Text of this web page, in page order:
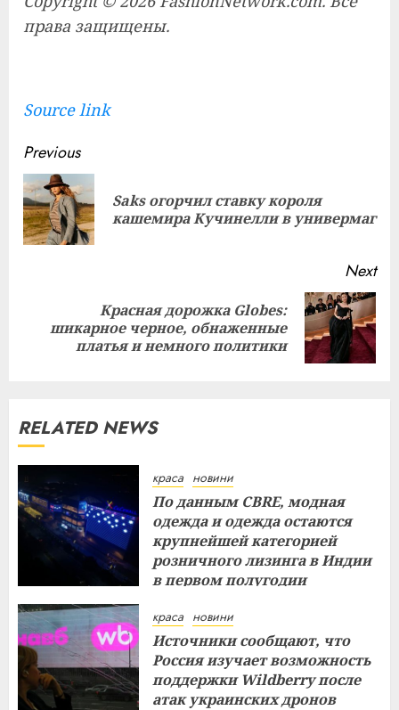
права защищены.
Source link
Continue
Reading
Previous
Saks огорчил ставку короля
кашемира Кучинелли в универмаг
Next
Next
Красная дорожка Globes:
шикарное черное, обнаженные
платья и немного политики
RELATED NEWS
краса новини
По данным CBRE, модная
одежда и одежда остаются
крупнейшей категорией
розничного лизинга в Индии
в первом полугодии
краса новини
Источники сообщают, что
Россия изучает возможность
поддержки Wildberry после
атак украинских дронов